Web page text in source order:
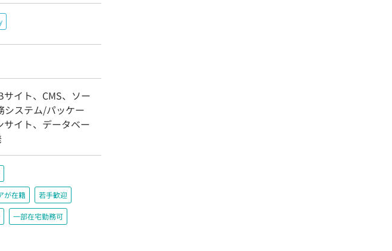
イト、CMS、ソー
システム/パッケー
イト、データベー
が在籍 若手歓迎
一部在宅勤務可